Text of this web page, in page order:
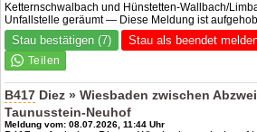
Ketternschwalbach und Hünstetten-Wallbach/
Unfallstelle geräumt — Diese Meldung ist
Stau bestätigen (7) Stau als beendet
B417 Diez » Wiesbaden zwischen
Taunusstein-Neuhof
Meldung vom: 08.07.2026, 11:44 Uhr